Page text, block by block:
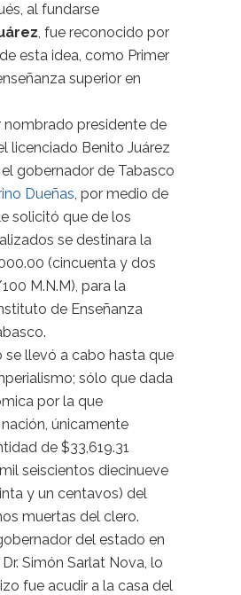
al fundarse
, fue reconocido por
esta idea, como Primer
superior en
nombrado presidente de
licenciado Benito Juárez
el gobernador de Tabasco
Dueñas, por medio de
solicitó que de los
se destinara la
(cincuenta y dos
M.N.M), para la
de Enseñanza
se llevó a cabo hasta que
sólo que dada
por la que
únicamente
de $33,619.31
seiscientos diecinueve
y un centavos) del
muertas del clero.
del estado en
Simón Sarlat Nova, lo
fue acudir a la casa del